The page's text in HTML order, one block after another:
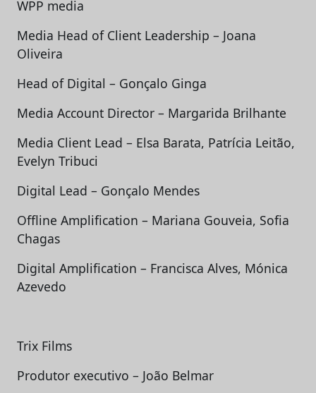
WPP media
Media Head of Client Leadership – Joana
Oliveira
Head of Digital – Gonçalo Ginga
Media Account Director – Margarida Brilhante
Media Client Lead – Elsa Barata, Patrícia Leitão,
Evelyn Tribuci
Digital Lead – Gonçalo Mendes
Offline Amplification – Mariana Gouveia, Sofia
Chagas
Digital Amplification – Francisca Alves, Mónica
Azevedo
Trix Films
Produtor executivo – João Belmar